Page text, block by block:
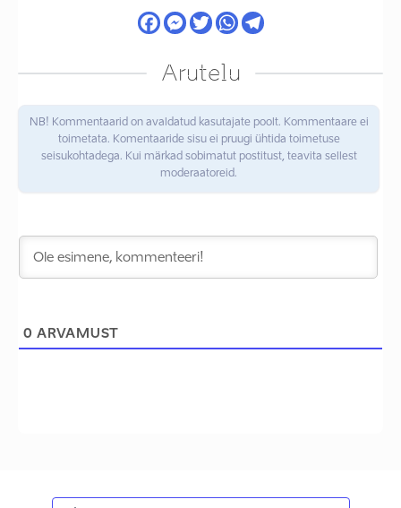
Arutelu
NB! Kommentaarid on avaldatud kasutajate poolt. Kommentaare ei
toimetata. Komentaaride sisu ei pruugi ühtida toimetuse
seisukohtadega. Kui märkad sobimatut postitust, teavita sellest
moderaatoreid.
0 ARVAMUST